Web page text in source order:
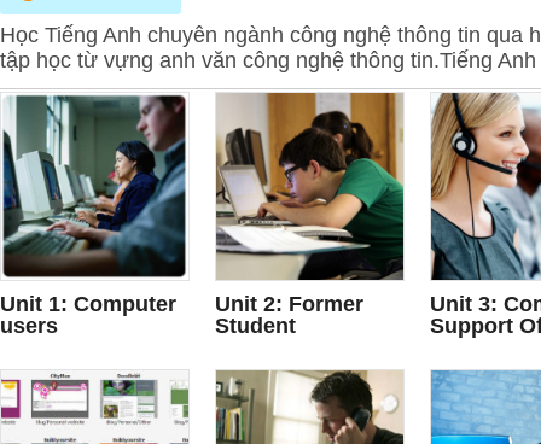
Học Tiếng Anh chuyên ngành công nghệ thông tin
tập học từ vựng anh văn công nghệ thông tin.Tiếng Anh
Unit 1: Computer
users
Unit 2: Former
Student
Unit 3:
Support